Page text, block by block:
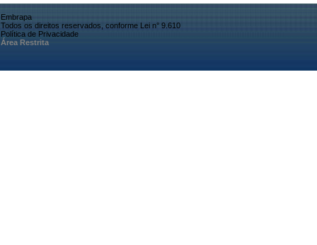
Embrapa
Todos os direitos reservados, conforme Lei n° 9.610
Política de Privacidade
Área Restrita